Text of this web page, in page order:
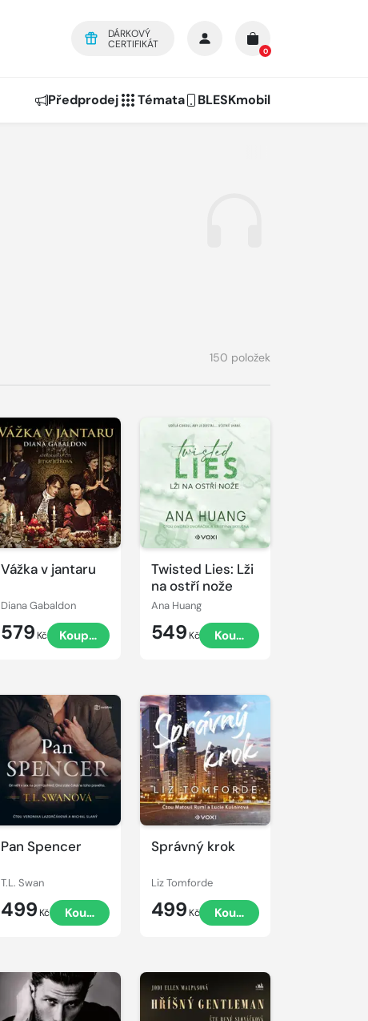
DÁRKOVÝ
CERTIFIKÁT
0
Předprodej Témata BLESKmobil
150 položek
Vážka v jantaru
Diana Gabaldon
579 Kč Koupit
Přehrát
ukázku
Twisted Lies: Lži
na ostří nože
Ana Huang
549 Kč Koupit
Pan Spencer
T.L. Swan
499 Kč Koupit
Přehrát
ukázku
Správný krok
Liz Tomforde
499 Kč Koupit
Přehrát
ukázku